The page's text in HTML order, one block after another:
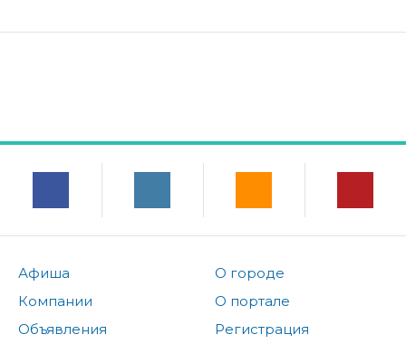
Афиша
Компании
Объявления
О городе
О портале
Регистрация